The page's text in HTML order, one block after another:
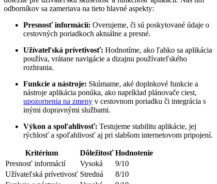
odborníkov sa zameriava na tieto hlavné aspekty:
Presnosť informácií: Overujeme, či sú poskytované údaje o
cestovných poriadkoch aktuálne a presné.
Užívateľská prívetivosť: Hodnotíme, ako ľahko sa aplikácia
používa, vrátane navigácie a dizajnu používateľského
rozhrania.
Funkcie a nástroje: Skúmame, aké doplnkové funkcie a
nástroje aplikácia ponúka, ako napríklad plánovače ciest,
upozornenia na zmeny v cestovnom poriadku či integrácia s
inými dopravnými službami.
Výkon a spoľahlivosť: Testujeme stabilitu aplikácie, jej
rýchlosť a spoľahlivosť aj pri slabšom internetovom pripojení.
Kritérium Dôležitosť Hodnotenie
Presnosť informácií
Vysoká
9/10
Užívateľská prívetivosť Stredná
8/10